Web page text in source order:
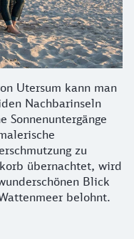
Utersum kann man
Nachbarinseln
Sonnenuntergänge
zu
übernachtet, wird
Blick
belohnt.